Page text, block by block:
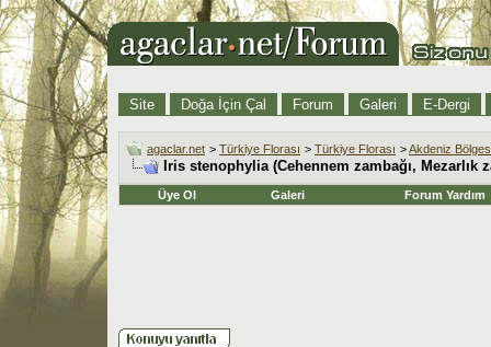
Site Doğa İçin Çal Forum Galeri E-Dergi
agaclar.net > Türkiye Florası > Türkiye Florası >Akdeniz
Iris stenophylia (Cehennem zambağı, Mezarlık
Üye Ol Galeri Forum Yardım